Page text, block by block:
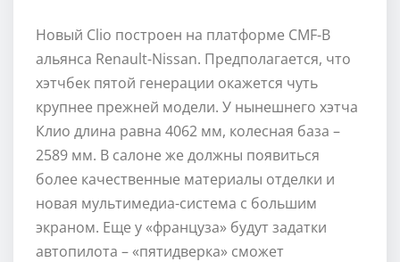
Новый Clio построен на платформе CMF-B
альянса Renault-Nissan. Предполагается, что
хэтчбек пятой генерации окажется чуть
крупнее прежней модели. У нынешнего хэтча
Клио длина равна 4062 мм, колесная база –
2589 мм. В салоне же должны появиться
более качественные материалы отделки и
новая мультимедиа-система с большим
экраном. Еще у «француза» будут задатки
автопилота – «пятидверка» сможет